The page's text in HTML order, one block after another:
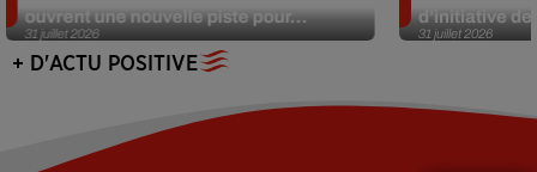
31 juillet 2026
ouvrent une nouvelle piste pour...
31 juillet 2026
d’initiative
+ D'ACTU POSITIVE